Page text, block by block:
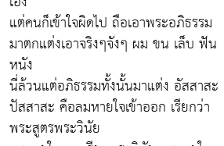
แต่คนก็เข้าใจผิดไป ถือเอาพระอภิธรรม
มาตกแต่งเอาจริงๆจังๆ ผม ขน เล็บ ฟัน
หนัง
นี่ล้วนแต่อภิธรรมทั้งนั้นมาแต่ง อัสสาสะ
ปัสสาสะ คือลมหายใจเข้าออก เรียกว่า
พระสูตรพระวินัย